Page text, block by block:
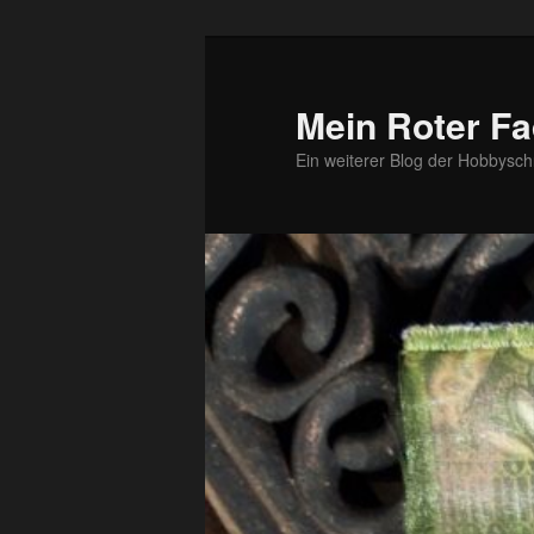
Mein Roter
Ein weiterer Blog der